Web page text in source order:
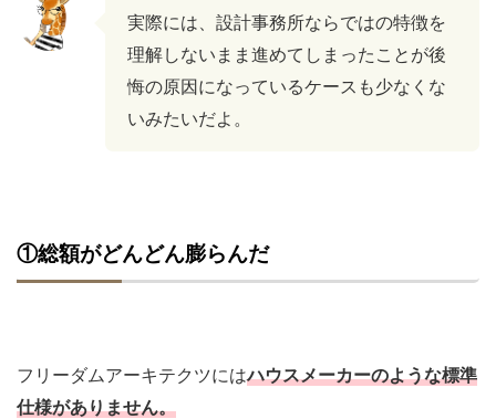
実際には、設計事務所ならではの特徴を
理解しないまま進めてしまったことが後
悔の原因になっているケースも少なくな
いみたいだよ。
①総額がどんどん膨らんだ
フリーダムアーキテクツにはハウスメーカーのような標準
仕様がありません。